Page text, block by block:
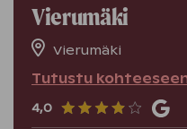
Vierumäki
Vierumäki
Tutustu
4,0